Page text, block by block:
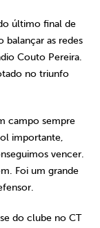
último final de
balançar as redes
Couto Pereira.
no triunfo
campo sempre
importante,
vencer.
Foi um grande
do clube no CT